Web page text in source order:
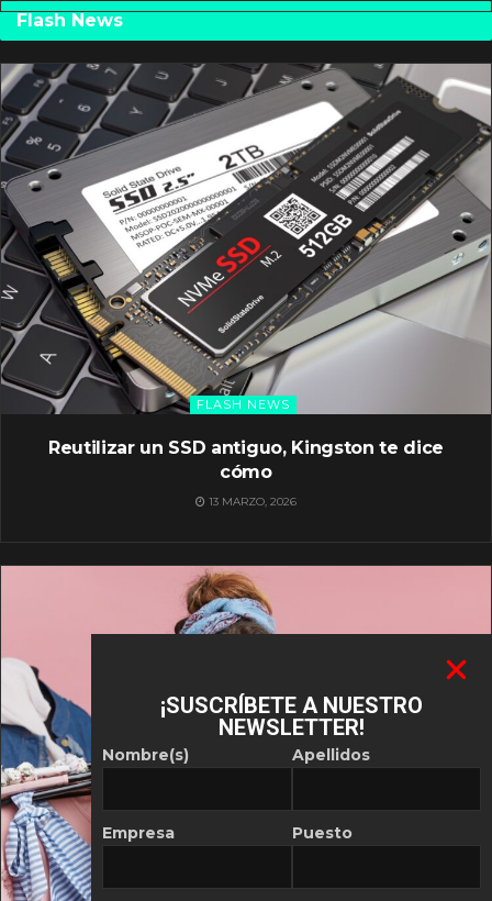
Flash News
FLASH NEWS
Reutilizar un SSD antiguo, Kingston te dice
cómo
13 MARZO, 2026
¡SUSCRÍBETE A NUESTRO
NEWSLETTER!
Nombre(s)
Empresa
Apellidos
Puesto